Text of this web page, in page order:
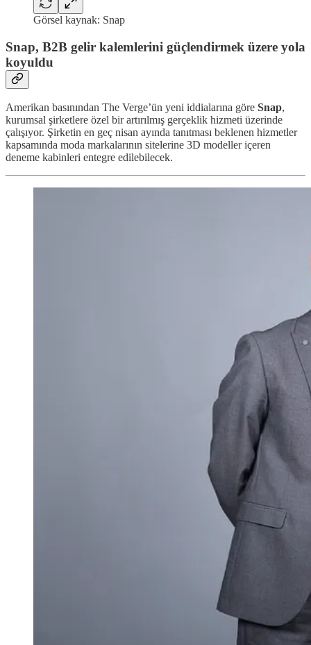
Görsel kaynak: Snap
Snap, B2B gelir kalemlerini güçlendirmek üzere yola
koyuldu
Amerikan basınından The Verge’ün yeni iddialarına göre Snap,
kurumsal şirketlere özel bir artırılmış gerçeklik hizmeti üzerinde
çalışıyor. Şirketin en geç nisan ayında tanıtması beklenen hizmetler
kapsamında moda markalarının sitelerine 3D modeller içeren
deneme kabinleri entegre edilebilecek.